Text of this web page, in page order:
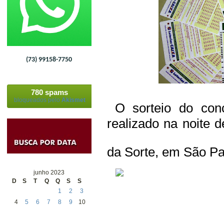
(73) 99158-7750
780 spams
bloqueados pelo Akismet
junho 2023
D
S T Q Q S
S
1
2
3
4
5 6 7 8 9
10
O sorteio do
realizado na noite
da Sorte, em São